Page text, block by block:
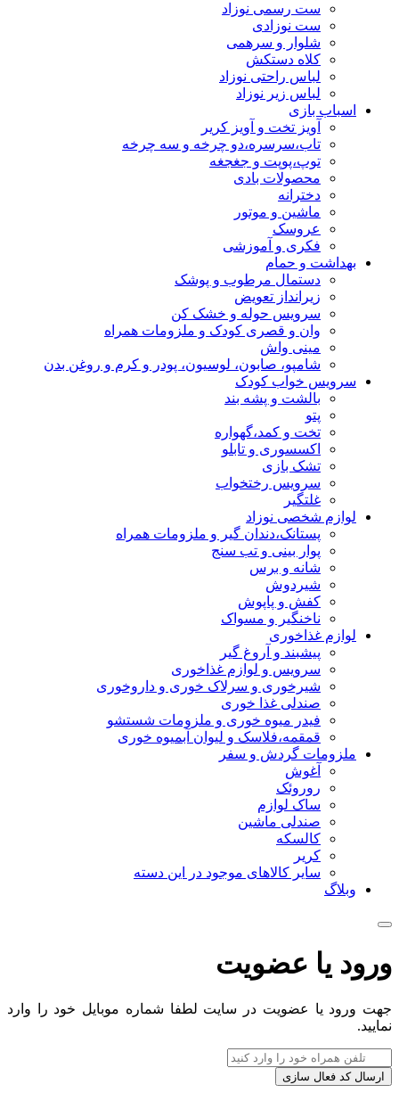
ست رسمی نوزاد
ست نوزادی
شلوار و سرهمی
کلاه دستکش
لباس راحتی نوزاد
لباس زیر نوزاد
اسباب بازی
آویز تخت و آویز کریر
تاب،سرسره،دو چرخه و سه چرخه
توپ،پوپت و جغجغه
محصولات بادی
دخترانه
ماشین و موتور
عروسک
فکری و آموزشی
بهداشت و حمام
دستمال مرطوب و پوشک
زیرانداز تعویض
سرویس حوله و خشک کن
وان و قصری کودک و ملزومات همراه
مینی واش
شامپو، صابون، لوسیون، پودر و کرم و روغن بدن
سرویس خواب کودک
بالشت و پشه بند
پتو
تخت و کمد،گهواره
اکسسوری و تابلو
تشک بازی
سرویس رختخواب
غلتگیر
لوازم شخصی نوزاد
پستانک،دندان گیر و ملزومات همراه
پوار بینی و تب سنج
شانه و برس
شیردوش
کفش و پاپوش
ناخنگیر و مسواک
لوازم غذاخوری
پیشبند و آروغ گیر
سرویس و لوازم غذاخوری
شیرخوری و سرلاک خوری و داروخوری
صندلی غذا خوری
فیدر میوه خوری و ملزومات شستشو
قمقمه،فلاسک و لیوان آبمیوه خوری
ملزومات گردش و سفر
آغوش
روروئک
ساک لوازم
صندلی ماشین
کالسکه
کریر
سایر کالاهای موجود در این دسته
وبلاگ
ورود یا عضویت
جهت ورود یا عضویت در سایت لطفا شماره موبایل خود را وارد
نمایید.
ارسال کد فعال سازی